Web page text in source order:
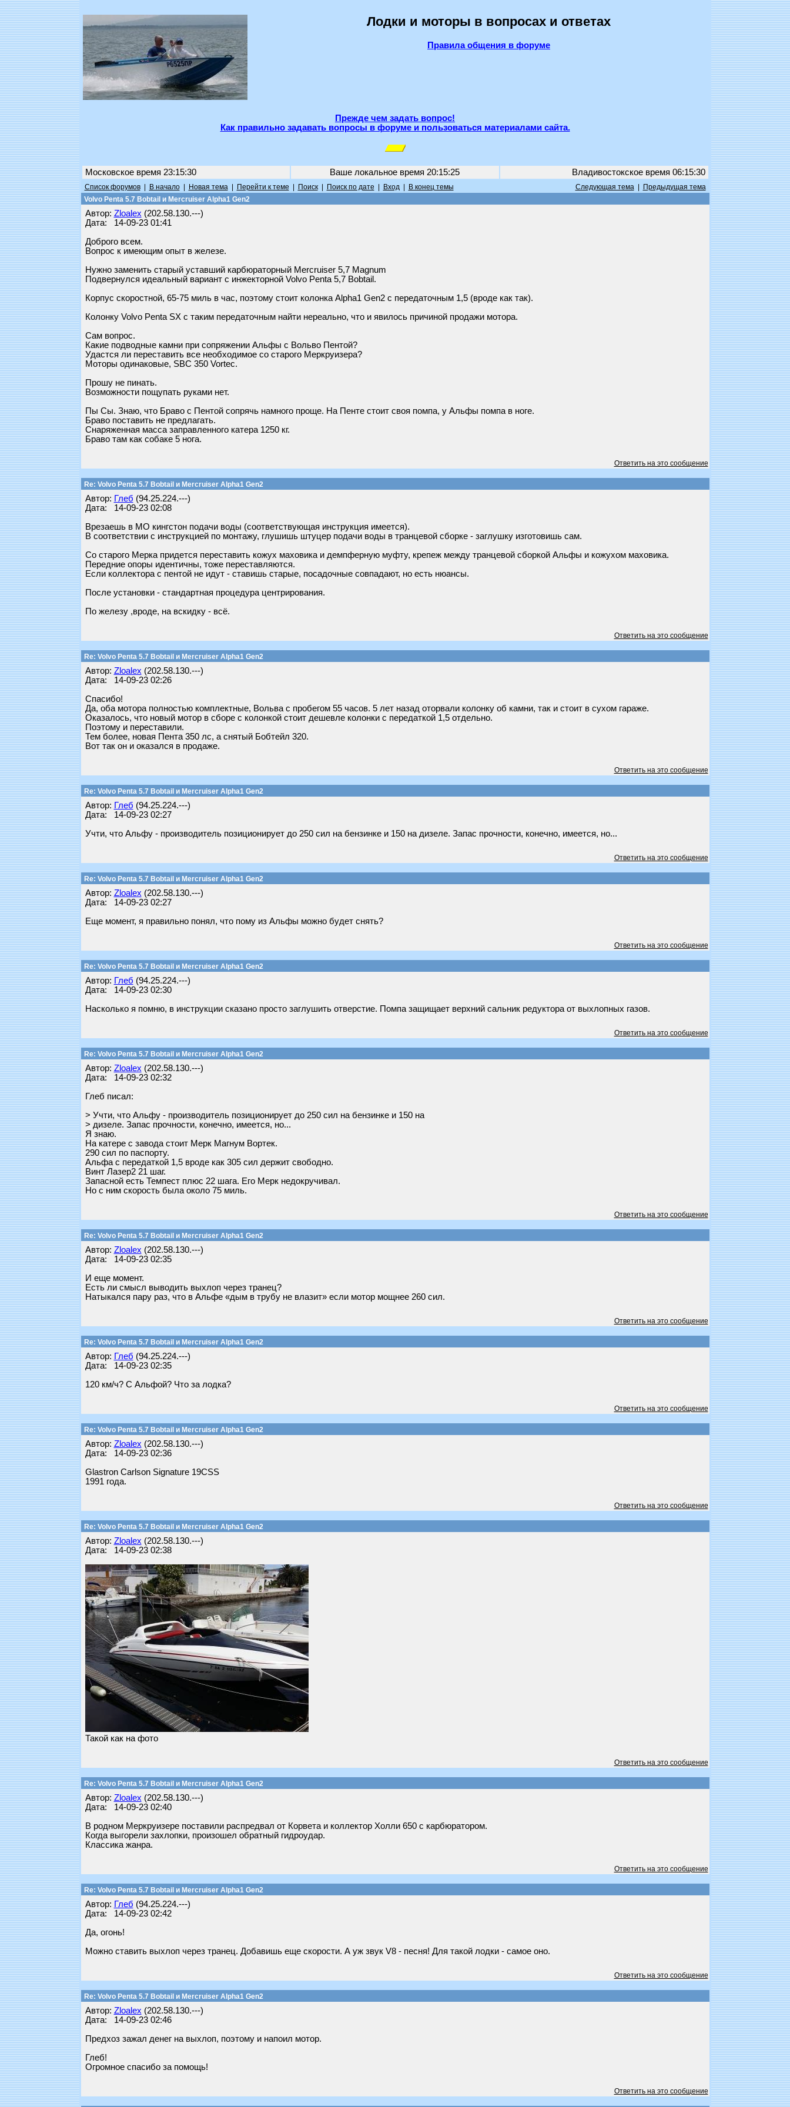
Лодки и моторы в вопросах и ответах
Правила общения в форуме
Прежде чем задать вопрос!
Как правильно задавать вопросы в форуме и пользоваться материалами сайта.
Московское время 23:15:30 Ваше локальное время 20:15:25 Владивостокское время 06:15:30
Список форумов| В начало| Новая тема| Перейти к теме Поиск| Поиск по дате Вход| В конец темы Следующая тема|
Предыдущая тема
Volvo Penta 5.7 Bobtail и Mercruiser Alpha1 Gen2
Автор: Zloalex (202.58.130.---)
Дата: 14-09-23 01:41
Доброго всем.
Вопрос к имеющим опыт в железе.
Нужно заменить старый уставший карбюраторный Mercruiser 5,7 Magnum
Подвернулся идеальный вариант с инжекторной Volvo Penta 5,7 Bobtail.
Корпус скоростной, 65-75 миль в час, поэтому стоит колонка Alpha1 Gen2 с передаточным 1,5 (вроде как так).
Колонку Volvo Penta SX с таким передаточным найти нереально, что и явилось причиной продажи мотора.
Сам вопрос.
Какие подводные камни при сопряжении Альфы с Вольво Пентой?
Удастся ли переставить все необходимое со старого Меркруизера?
Моторы одинаковые, SBC 350 Vortec.
Прошу не пинать.
Возможности пощупать руками нет.
Пы Сы. Знаю, что Браво с Пентой сопрячь намного проще. На Пенте стоит своя помпа, у Альфы помпа в ноге.
Браво поставить не предлагать.
Снаряженная масса заправленного катера 1250 кг.
Браво там как собаке 5 нога.
Ответить на это сообщение
Re: Volvo Penta 5.7 Bobtail и Mercruiser Alpha1 Gen2
Автор: Глеб (94.25.224.---)
Дата: 14-09-23 02:08
Врезаешь в МО кингстон подачи воды (соответствующая инструкция имеется).
В соответствии с инструкцией по монтажу, глушишь штуцер подачи воды в транцевой сборке - заглушку изготовишь сам.
Со старого Мерка придется переставить кожух маховика и демпферную муфту, крепеж между транцевой сборкой Альфы и кожухом маховика.
Передние опоры идентичны, тоже переставляются.
Если коллектора с пентой не идут - ставишь старые, посадочные совпадают, но есть нюансы.
После установки - стандартная процедура центрирования.
По железу ,вроде, на вскидку - всё.
Ответить на это сообщение
Re: Volvo Penta 5.7 Bobtail и Mercruiser Alpha1 Gen2
Автор: Zloalex (202.58.130.---)
Дата: 14-09-23 02:26
Спасибо!
Да, оба мотора полностью комплектные, Вольва с пробегом 55 часов. 5 лет назад оторвали колонку об камни, так и стоит в сухом гараже.
Оказалось, что новый мотор в сборе с колонкой стоит дешевле колонки с передаткой 1,5 отдельно.
Поэтому и переставили.
Тем более, новая Пента 350 лс, а снятый Бобтейл 320.
Вот так он и оказался в продаже.
Ответить на это сообщение
Re: Volvo Penta 5.7 Bobtail и Mercruiser Alpha1 Gen2
Автор: Глеб (94.25.224.---)
Дата: 14-09-23 02:27
Учти, что Альфу - производитель позиционирует до 250 сил на бензинке и 150 на дизеле. Запас прочности, конечно, имеется, но...
Ответить на это сообщение
Re: Volvo Penta 5.7 Bobtail и Mercruiser Alpha1 Gen2
Автор: Zloalex (202.58.130.---)
Дата: 14-09-23 02:27
Еще момент, я правильно понял, что пому из Альфы можно будет снять?
Ответить на это сообщение
Re: Volvo Penta 5.7 Bobtail и Mercruiser Alpha1 Gen2
Автор: Глеб (94.25.224.---)
Дата: 14-09-23 02:30
Насколько я помню, в инструкции сказано просто заглушить отверстие. Помпа защищает верхний сальник редуктора от выхлопных газов.
Ответить на это сообщение
Re: Volvo Penta 5.7 Bobtail и Mercruiser Alpha1 Gen2
Автор: Zloalex (202.58.130.---)
Дата: 14-09-23 02:32
Глеб писал:
> Учти, что Альфу - производитель позиционирует до 250 сил на бензинке и 150 на
> дизеле. Запас прочности, конечно, имеется, но...
Я знаю.
На катере с завода стоит Мерк Магнум Вортек.
290 сил по паспорту.
Альфа с передаткой 1,5 вроде как 305 сил держит свободно.
Винт Лазер2 21 шаг.
Запасной есть Темпест плюс 22 шага. Его Мерк недокручивал.
Но с ним скорость была около 75 миль.
Ответить на это сообщение
Re: Volvo Penta 5.7 Bobtail и Mercruiser Alpha1 Gen2
Автор: Zloalex (202.58.130.---)
Дата: 14-09-23 02:35
И еще момент.
Есть ли смысл выводить выхлоп через транец?
Натыкался пару раз, что в Альфе «дым в трубу не влазит» если мотор мощнее 260 сил.
Ответить на это сообщение
Re: Volvo Penta 5.7 Bobtail и Mercruiser Alpha1 Gen2
Автор: Глеб (94.25.224.---)
Дата: 14-09-23 02:35
120 км/ч? С Альфой? Что за лодка?
Ответить на это сообщение
Re: Volvo Penta 5.7 Bobtail и Mercruiser Alpha1 Gen2
Автор: Zloalex (202.58.130.---)
Дата: 14-09-23 02:36
Glastron Carlson Signature 19CSS
1991 года.
Ответить на это сообщение
Re: Volvo Penta 5.7 Bobtail и Mercruiser Alpha1 Gen2
Автор: Zloalex (202.58.130.---)
Дата: 14-09-23 02:38
Такой как на фото
Ответить на это сообщение
Re: Volvo Penta 5.7 Bobtail и Mercruiser Alpha1 Gen2
Автор: Zloalex (202.58.130.---)
Дата: 14-09-23 02:40
В родном Меркруизере поставили распредвал от Корвета и коллектор Холли 650 с карбюратором.
Когда выгорели захлопки, произошел обратный гидроудар.
Классика жанра.
Ответить на это сообщение
Re: Volvo Penta 5.7 Bobtail и Mercruiser Alpha1 Gen2
Автор: Глеб (94.25.224.---)
Дата: 14-09-23 02:42
Да, огонь!
Можно ставить выхлоп через транец. Добавишь еще скорости. А уж звук V8 - песня! Для такой лодки - самое оно.
Ответить на это сообщение
Re: Volvo Penta 5.7 Bobtail и Mercruiser Alpha1 Gen2
Автор: Zloalex (202.58.130.---)
Дата: 14-09-23 02:46
Предхоз зажал денег на выхлоп, поэтому и напоил мотор.
Глеб!
Огромное спасибо за помощь!
Ответить на это сообщение